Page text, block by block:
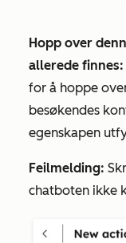
Hopp over
allerede finnes:
for å hoppe
besøkendes
egenskapen
Feilmelding:
chatboten ikke